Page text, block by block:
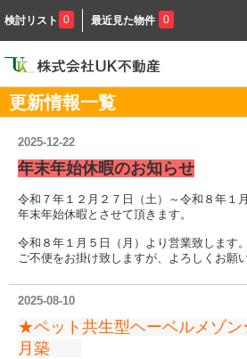
検討リスト 0 最近見た物件 0
更新情報一覧
2025-12-22
年末年始休暇のお知らせ
令和７年１２月２７日（土）～令和８年１
年末年始休暇とさせて頂きます。
令和８年１月５日（月）より営業致します。
ご不便をお掛け致しますが、よろしくお願
2025-08-10
★ペット共生型ヘーベルメゾ
月築